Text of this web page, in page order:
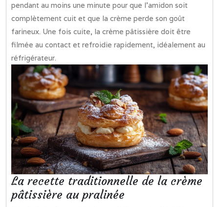
pendant au moins une minute pour que l’amidon soit
complètement cuit et que la crème perde son goût
farineux. Une fois cuite, la crème pâtissière doit être
filmée au contact et refroidie rapidement, idéalement au
réfrigérateur.
La recette traditionnelle de la crème
pâtissière au pralinée